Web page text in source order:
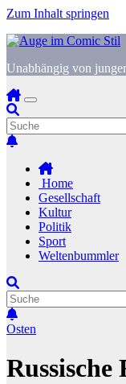
Zum Inhalt springen
Unabhängig von
Home
Gesellschaft
Kultur
Politik
Sport
Weltenbummler
Osten
Russische